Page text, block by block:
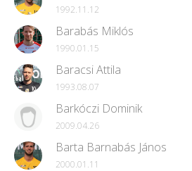
1992.11.12
Barabás Miklós
1990.01.15
Baracsi Attila
1993.08.07
Barkóczi Dominik
2009.04.26
Barta Barnabás János
2000.01.11